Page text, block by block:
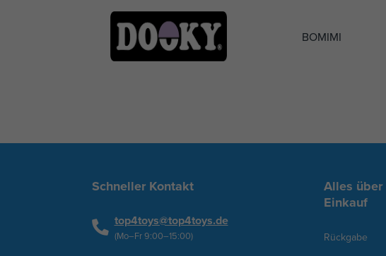
BOMIMI
Schneller Kontakt
top4toys@top4toys.de
(Mo–Fr 9:00–15:00)
Alles über
Einkauf
Rückgabe